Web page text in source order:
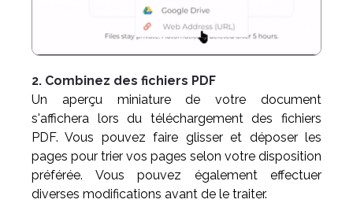
2. Combinez des fichiers PDF
Un aperçu miniature de votre document
s'affichera lors du téléchargement des fichiers
PDF. Vous pouvez faire glisser et déposer les
pages pour trier vos pages selon votre disposition
préférée. Vous pouvez également effectuer
diverses modifications avant de le traiter.